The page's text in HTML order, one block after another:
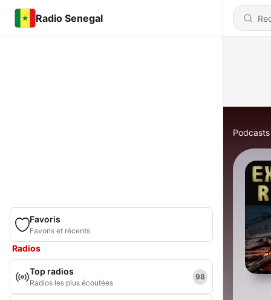
Radio Senegal
Favoris
Favoris et récents
Radios
Top radios
Radios les plus écoutées
98
Podcasts